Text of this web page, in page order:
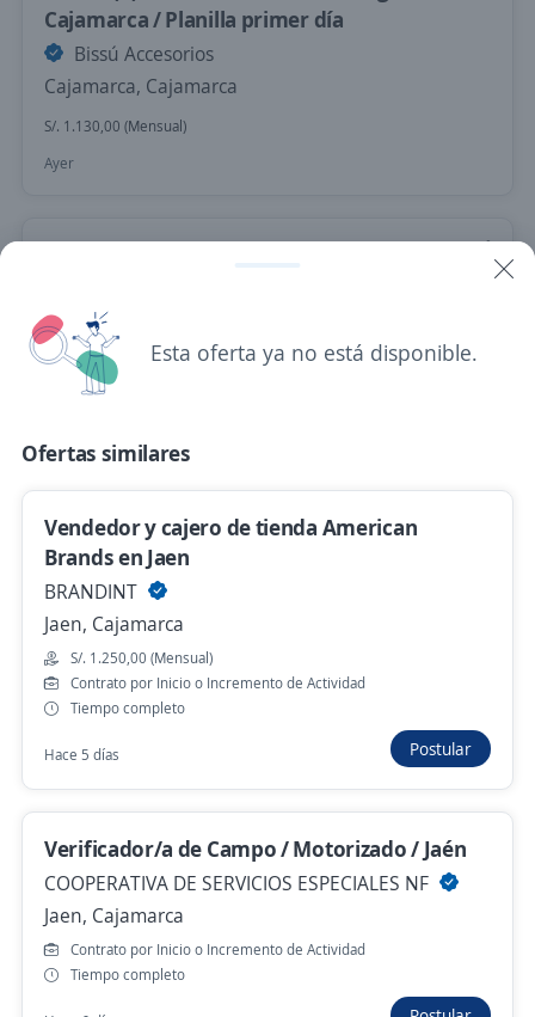
Cajamarca / Planilla primer día
Bissú Accesorios
Cajamarca, Cajamarca
S/. 1.130,00 (Mensual)
Ayer
Agencia San Ignacio
4,5
Caja Huancayo
San Ignacio, Cajamarca
Ayer
con o sin experiencia /Asesor de campo
Wow/ Cajamarca
3,2
Impulsate
Cajamarca, Cajamarca
S/. 1.130,00 (Mensual)
Anterior Siguiente
Nuevas ofertas de empleo
Esta oferta ya no está disponible.
Ofertas similares
Vendedor y cajero de tienda American
Brands en Jaen
BRANDINT
Jaen, Cajamarca
S/. 1.250,00 (Mensual)
Contrato por Inicio o Incremento de Actividad
Tiempo completo
Hace 5 días Postular
Verificador/a de Campo / Motorizado / Jaén
COOPERATIVA DE SERVICIOS ESPECIALES NF
Jaen, Cajamarca
Contrato por Inicio o Incremento de Actividad
Tiempo completo